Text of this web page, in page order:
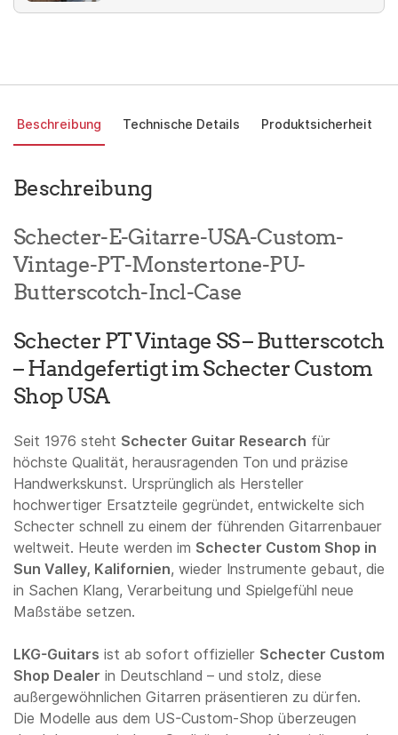
Beschreibung Technische Details Produktsicherheit
Beschreibung
Schecter-E-Gitarre-USA-Custom-
Vintage-PT-Monstertone-PU-
Butterscotch-Incl-Case
Schecter PT Vintage SS – Butterscotch
– Handgefertigt im Schecter Custom
Shop USA
Seit 1976 steht Schecter Guitar Research für
höchste Qualität, herausragenden Ton und präzise
Handwerkskunst. Ursprünglich als Hersteller
hochwertiger Ersatzteile gegründet, entwickelte sich
Schecter schnell zu einem der führenden Gitarrenbauer
weltweit. Heute werden im Schecter Custom Shop in
Sun Valley, Kalifornien, wieder Instrumente gebaut, die
in Sachen Klang, Verarbeitung und Spielgefühl neue
Maßstäbe setzen.
LKG-Guitars ist ab sofort offizieller Schecter Custom
Shop Dealer in Deutschland – und stolz, diese
außergewöhnlichen Gitarren präsentieren zu dürfen.
Die Modelle aus dem US-Custom-Shop überzeugen